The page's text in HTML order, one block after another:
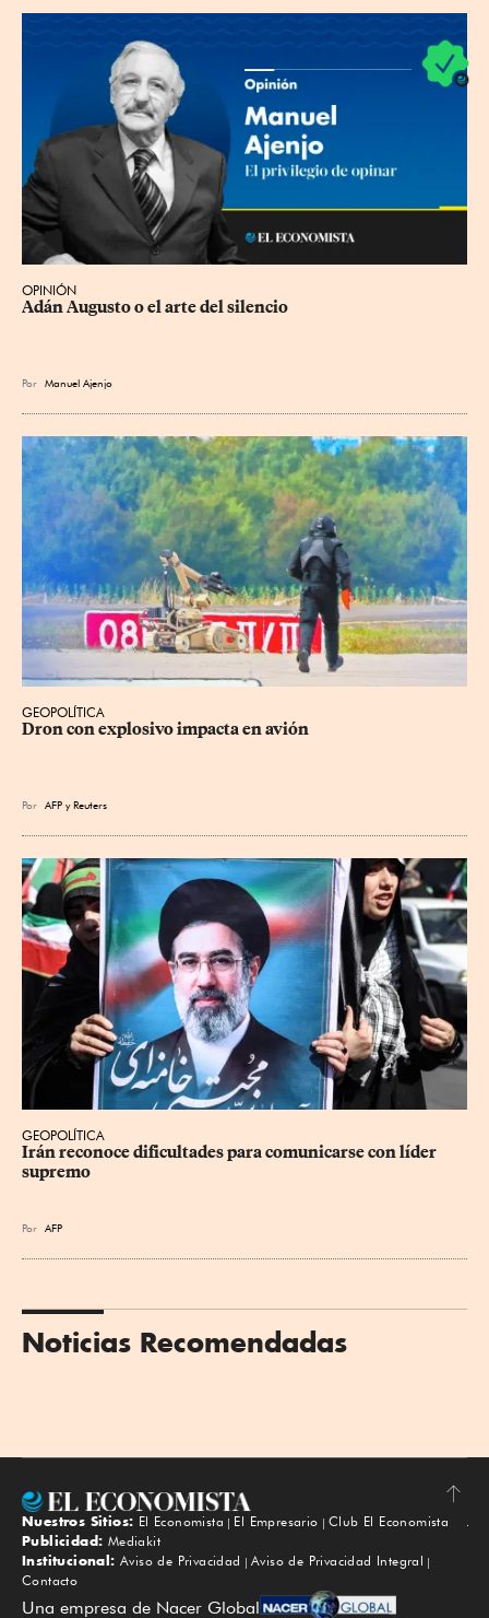
OPINIÓN
Adán Augusto o el arte del silencio
Por Manuel Ajenjo
GEOPOLÍTICA
Dron con explosivo impacta en avión
Por AFP yReuters
GEOPOLÍTICA
Irán reconoce dificultades para comunicarse con líder
supremo
Por AFP
Noticias Recomendadas
Subir
Nuestros Sitios: El Economista El Empresario
Club El Economista
Publicidad: Mediakit
Institucional: Aviso de Privacidad
Aviso de Privacidad Integral
Contacto
Una empresa de Nacer Global